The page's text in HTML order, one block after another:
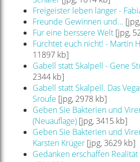
Freigeister leben länger -
Freunde Gewinnen und...
Für eine berssere Welt[jpg,
Fürchtet euch nicht! - Martin
11897 kb]
Gabell statt Skalpell - Gene
2344 kb]
Gabell statt Skalpell. Das
Sroufe [jpg, 2978 kb]
Geben Sie Bakterien und
(Neuauflage)[jpg, 3415 kb]
Geben Sie Bakterien und
Karsten Krüger[jpg, 3629 kb]
Gedanken erschaffen Realität